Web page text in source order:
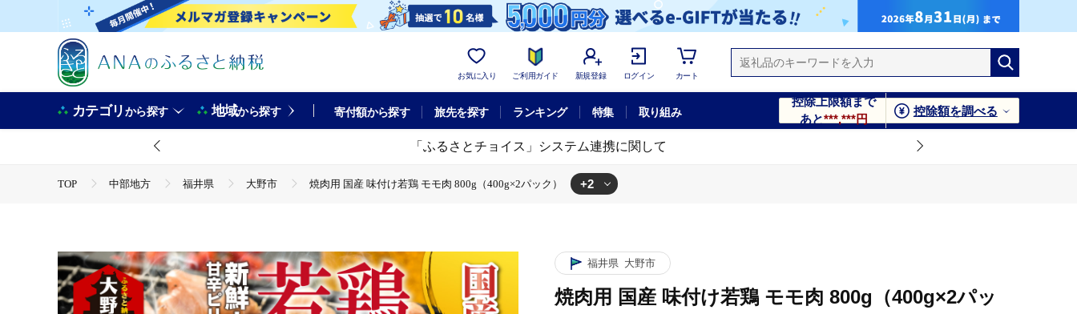
お気に入り ご利用ガイド 新規登録 ログイン カート
カテゴリから探す 地域から探す 寄付額から探す 旅先を探す ランキング 特集 取り組み
控除上限額まで
あと***,***円
控除額を調べる
「ふるさとチョイス」システム連携に関して
TOP 中部地方 福井県 大野市 焼肉用 国産 味付け若鶏 モモ肉 800g（400g×2パック） +2
福井県 大野市
焼肉用 国産 味付け若鶏 モモ肉 800g（400g×2パッ